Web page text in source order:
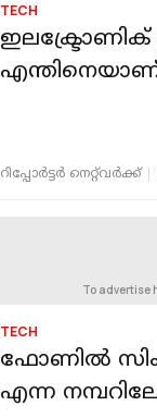
TECH
റിപ്പോർട്ടർ നെറ്റ്‌വര്‍ക്ക്‌
To advertise
TECH
ഫോണില്‍ സിം
എന്ന